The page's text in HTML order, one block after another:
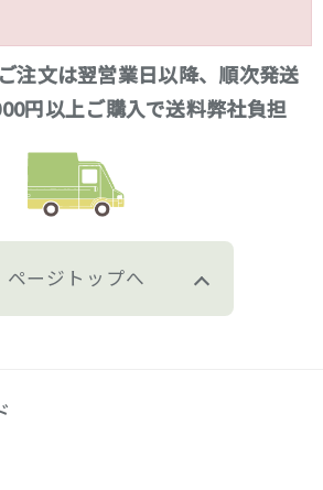
注文は翌営業日以降、順次発送
円以上ご購入で送料弊社負担
ページトップへ